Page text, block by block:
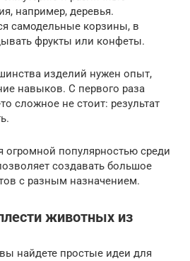
например, деревья.
самодельные корзины, в
фрукты или конфеты.
изделий нужен опыт,
навыков. С первого раза
сложное не стоит: результат
огромной популярностью среди
создавать большое
с разным назначением.
животных из
найдете простые идеи для